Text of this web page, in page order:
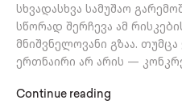
სხვადასხვა სამუშაო
სწორად შერჩევა ამ
მნიშვნელოვანი გზაა.
ერთნაირი არ არის —
Continue reading